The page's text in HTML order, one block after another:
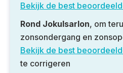
Bekijk de best
Rond Jokulsarlon, om
zonsondergang en
Bekijk de best
te corrigeren